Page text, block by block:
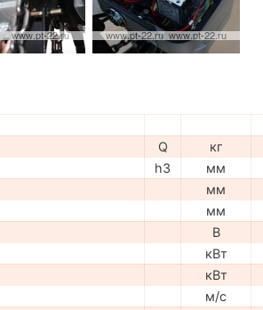
Q кг
h3 мм
мм
мм
В
кВт
кВт
м/с